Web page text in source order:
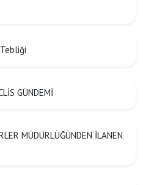
GÜNDEMİ
MÜDÜRLÜĞÜNDEN İLANEN